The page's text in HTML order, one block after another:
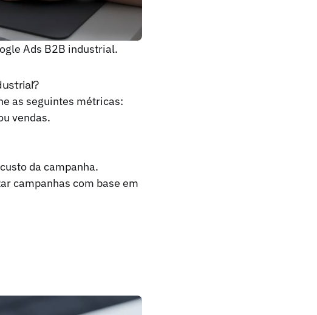
Ads B2B industrial.
as seguintes métricas:
vendas.
da campanha.
campanhas com base em